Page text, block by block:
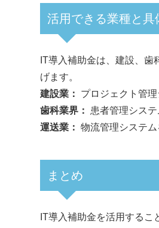
活用できる業種と具
IT導入補助金は、建設、
げます。
建設業：
プロジェクト管
歯科業界：
患者管理シス
運送業： 物流管理システ
まとめ
IT導入補助金を活用する